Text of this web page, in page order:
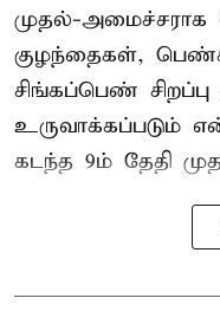
முதல்-அமைச்சராக
குழந்தைகள்,
சிங்கப்பெண் சிறப்பு
உருவாக்கப்படும்
கடந்த 9ம் தேதி